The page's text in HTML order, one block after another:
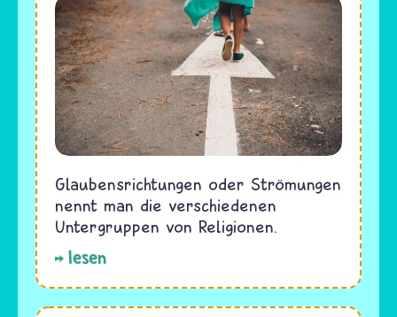
Glaubensrichtungen oder Strömungen
nennt man die verschiedenen
Untergruppen von Religionen.
lesen